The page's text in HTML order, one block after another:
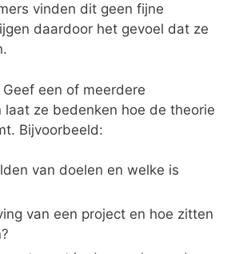
vinden dit geen fijne
daardoor het gevoel dat ze
een of meerdere
laat ze bedenken hoe de theorie
Bijvoorbeeld:
van doelen en welke is
van een project en hoe zitten